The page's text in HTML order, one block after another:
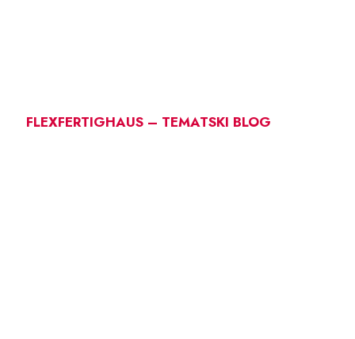
FLEXFERTIGHAUS – TEMATSKI BLOG